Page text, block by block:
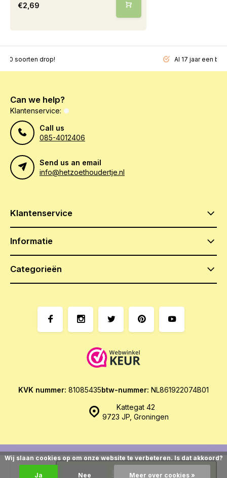
Toevoegen
€2,69
soorten drop! Al 17 jaar een
Can we help?
Klantenservice:
Call us
085-4012406
Send us an email
info@hetzoethoudertje.nl
Klantenservice
Informatie
Categorieën
Kattegat 42
9723 JP, Groningen
KVK nummer: 81085435btw-nummer: NL861922074B01
© Het Zoethoudertje- Theme made by Webdinge.nl Sitemap
Wij slaan cookies op om onze website te verbeteren. Is dat akkoord?
Ja Nee Meer over cookies »